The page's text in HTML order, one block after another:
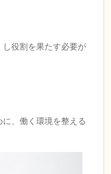
役割を果たす必要が
、働く環境を整える